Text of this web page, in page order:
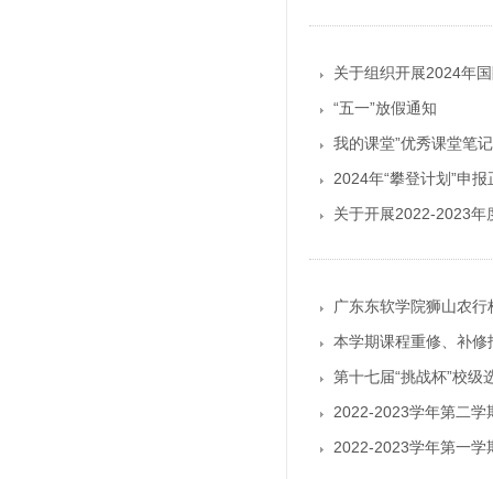
关于组织开展2024年
“五一”放假通知
我的课堂”优秀课堂笔
2024年“攀登计划”申
关于开展2022-2023年
广东东软学院狮山农
本学期课程重修、补修
第十七届“挑战杯”校级
2022-2023学年第二学
2022-2023学年第一学